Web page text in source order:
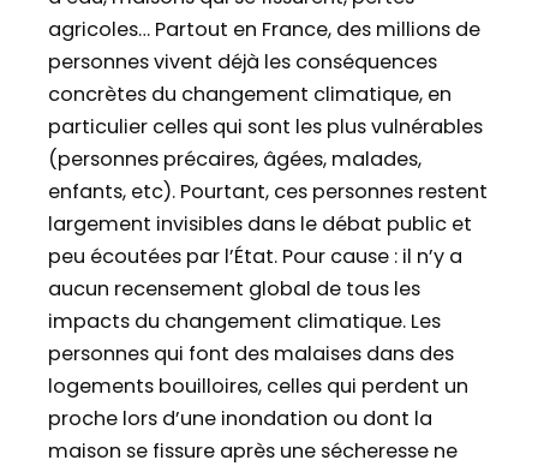
agricoles… Partout en France, des millions de
personnes vivent déjà les conséquences
concrètes du changement climatique, en
particulier celles qui sont les plus vulnérables
(personnes précaires, âgées, malades,
enfants, etc). Pourtant, ces personnes restent
largement invisibles dans le débat public et
peu écoutées par l’État. Pour cause : il n’y a
aucun recensement global de tous les
impacts du changement climatique. Les
personnes qui font des malaises dans des
logements bouilloires, celles qui perdent un
proche lors d’une inondation ou dont la
maison se fissure après une sécheresse ne